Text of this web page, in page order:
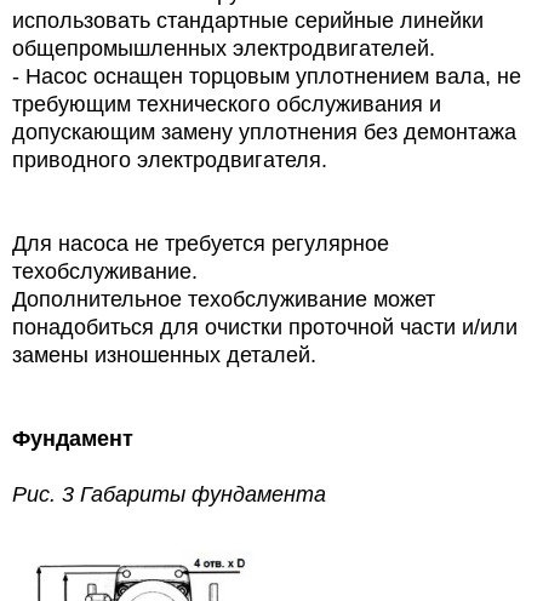
использовать стандартные серийные линейки
общепромышленных электродвигателей.
- Насос оснащен торцовым уплотнением вала, не
требующим технического обслуживания и
допускающим замену уплотнения без демонтажа
приводного электродвигателя.
Для насоса не требуется регулярное
техобслуживание.
Дополнительное техобслуживание может
понадобиться для очистки проточной части и/или
замены изношенных деталей.
Фундамент
Рис. 3 Габариты фундамента